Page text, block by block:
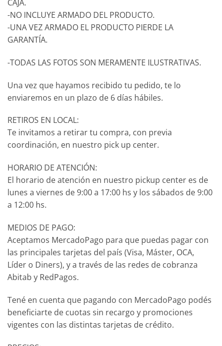
CAJA.
-NO INCLUYE ARMADO DEL PRODUCTO.
-UNA VEZ ARMADO EL PRODUCTO PIERDE LA
GARANTÍA.
-TODAS LAS FOTOS SON MERAMENTE ILUSTRATIVAS.
Una vez que hayamos recibido tu pedido, te lo
enviaremos en un plazo de 6 días hábiles.
RETIROS EN LOCAL:
Te invitamos a retirar tu compra, con previa
coordinación, en nuestro pick up center.
HORARIO DE ATENCIÓN:
El horario de atención en nuestro pickup center es de
lunes a viernes de 9:00 a 17:00 hs y los sábados de 9:00
a 12:00 hs.
MEDIOS DE PAGO:
Aceptamos MercadoPago para que puedas pagar con
las principales tarjetas del país (Visa, Máster, OCA,
Líder o Diners), y a través de las redes de cobranza
Abitab y RedPagos.
Tené en cuenta que pagando con MercadoPago podés
beneficiarte de cuotas sin recargo y promociones
vigentes con las distintas tarjetas de crédito.